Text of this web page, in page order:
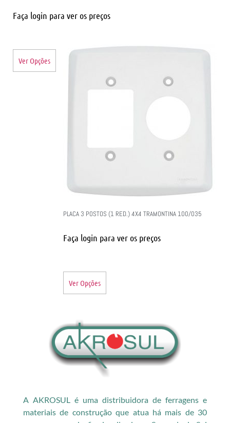
Faça login para ver os preços
Ver Opções
PLACA 3 POSTOS (1 RED.) 4X4 TRAMONTINA 100/035
Faça login para ver os preços
Ver Opções
A AKROSUL é uma distribuidora de ferragens e
materiais de construção que atua há mais de 30